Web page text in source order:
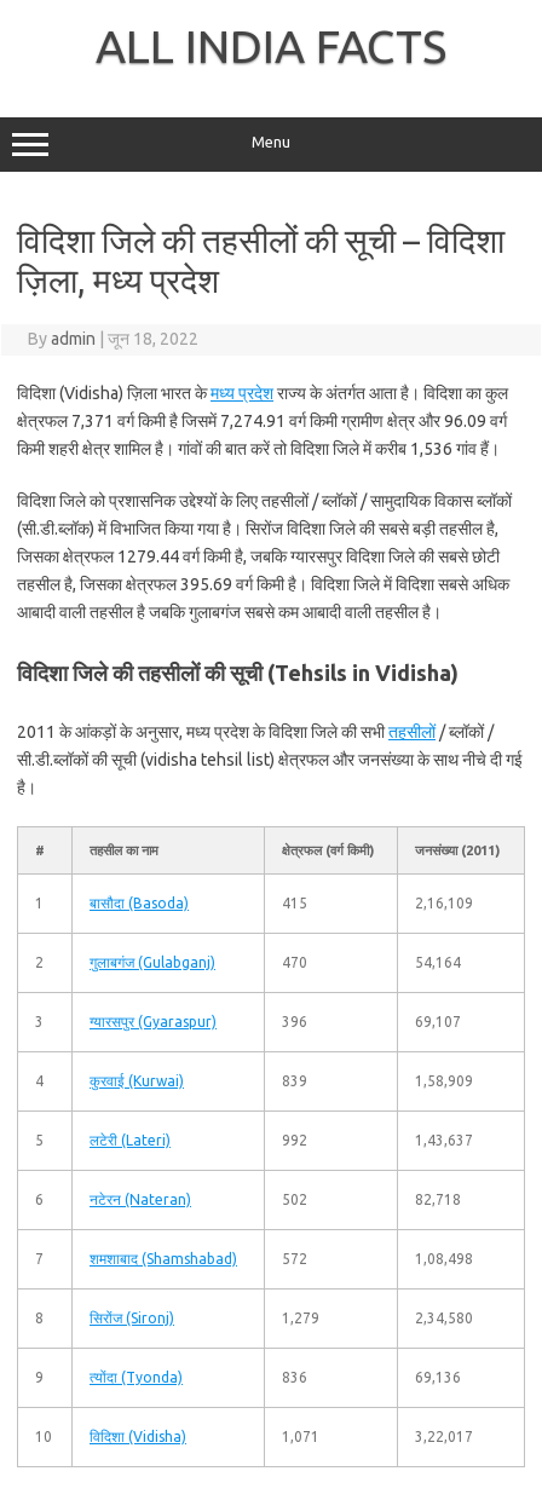
ALL INDIA FACTS
Menu
विदिशा जिले की तहसीलों की सूची – विदिशा
ज़िला, मध्य प्रदेश
Byadmin जून 18, 2022
विदिशा (Vidisha) ज़िला भारत केमध्य प्रदेशराज्य के अंतर्गत आता है। विदिशा का कुल
क्षेत्रफल 7,371 वर्ग किमी है जिसमें 7,274.91 वर्ग किमी ग्रामीण क्षेत्र और 96.09 वर्ग
किमी शहरी क्षेत्र शामिल है। गांवों की बात करें तो विदिशा जिले में करीब 1,536 गांव हैं।
विदिशा जिले को प्रशासनिक उद्देश्यों के लिए तहसीलों / ब्लॉकों / सामुदायिक विकास ब्लॉकों
(सी.डी.ब्लॉक) में विभाजित किया गया है। सिरोंज विदिशा जिले की सबसे बड़ी तहसील है,
जिसका क्षेत्रफल 1279.44 वर्ग किमी है, जबकि ग्यारसपुर विदिशा जिले की सबसे छोटी
तहसील है, जिसका क्षेत्रफल 395.69 वर्ग किमी है। विदिशा जिले में विदिशा सबसे अधिक
आबादी वाली तहसील है जबकि गुलाबगंज सबसे कम आबादी वाली तहसील है।
विदिशा जिले की तहसीलों की सूची (Tehsils in Vidisha)
2011 के आंकड़ों के अनुसार, मध्य प्रदेश के विदिशा जिले की सभीतहसीलों/ ब्लॉकों /
सी.डी.ब्लॉकों की सूची (vidisha tehsil list) क्षेत्रफल और जनसंख्या के साथ नीचे दी गई
है।
# तहसील का नाम क्षेत्रफल (वर्ग किमी) जनसंख्या (2011)
1 बासौदा (Basoda) 415 2,16,109
2 गुलाबगंज (Gulabganj) 470 54,164
3 ग्यारसपुर (Gyaraspur) 396 69,107
4 कुरवाई (Kurwai) 839 1,58,909
5 लटेरी (Lateri) 992 1,43,637
6 नटेरन (Nateran) 502 82,718
7 शमशाबाद (Shamshabad) 572 1,08,498
8 सिरोंज (Sironj) 1,279 2,34,580
9 त्योंदा (Tyonda) 836 69,136
10 विदिशा (Vidisha) 1,071 3,22,017